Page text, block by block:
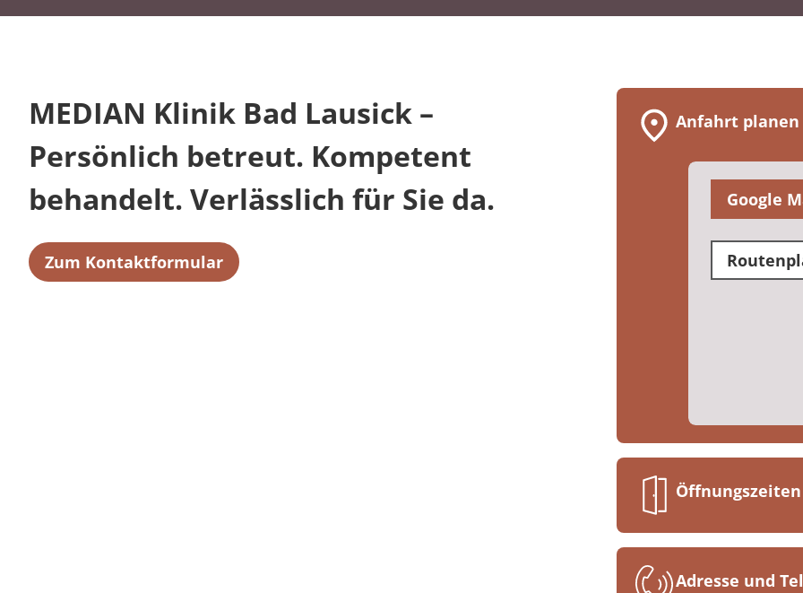
MEDIAN Klinik Bad Lausick –
Persönlich betreut. Kompetent
behandelt. Verlässlich für Sie da.
Zum Kontaktformular
Anfahrt planen
Google
Ganztägig
Adresse und